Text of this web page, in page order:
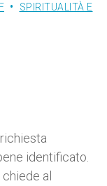
SPIRITUALITÀ E
identificato.
chiede al